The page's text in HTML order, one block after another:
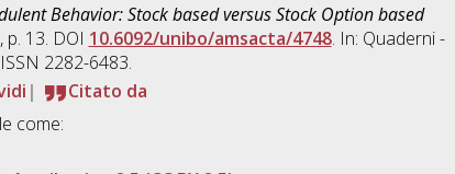
Behavior: Stock based versus Stock Option based
13. DOI 10.6092/unibo/amsacta/4748. In: Quaderni -
2282-6483.
Citato da
come: